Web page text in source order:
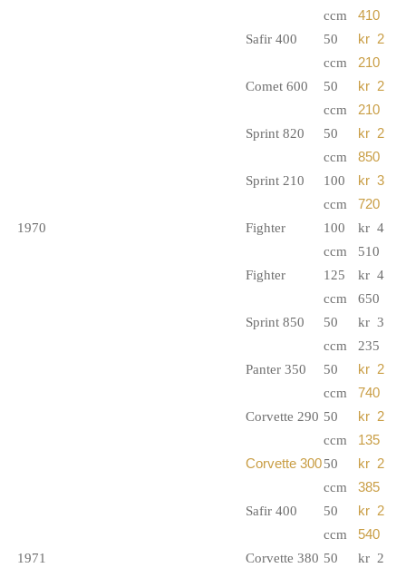
ccm
410
Safir 400
50
ccm
kr 2
210
Comet 600
50
ccm
kr 2
210
Sprint 820
50
ccm
kr 2
850
Sprint 210
100
ccm
kr 3
720
1970
Fighter
100
ccm
kr 4
510
Fighter
125
ccm
kr 4
650
Sprint 850
50
ccm
kr 3
235
Panter 350
50
ccm
kr 2
740
Corvette 290 50
ccm
kr 2
135
Corvette 30050
ccm
kr 2
385
Safir 400
50
ccm
kr 2
540
1971
Corvette 380 50
kr 2